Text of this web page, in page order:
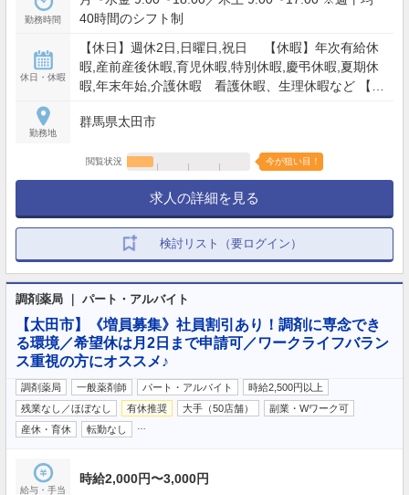
勤務時間
40時間のシフト制
休日・休暇
【休日】週休2日,日曜日,祝日 【休暇】年次有給休
暇,産前産後休暇,育児休暇,特別休暇,慶弔休暇,夏期休
暇,年末年始,介護休暇 看護休暇、生理休暇など 【年
勤務地
群馬県太田市
閲覧状況 今が狙い目！
求人の詳細を見る
検討リスト（要ログイン）
調剤薬局 ｜ パート・アルバイト
【太田市】《増員募集》社員割引あり！調剤に専念でき
る環境／希望休は月2日まで申請可／ワークライフバラン
ス重視の方にオススメ♪
調剤薬局 一般薬剤師 パート・アルバイト
時給2,500円以上
残業なし／ほぼなし
有休推奨 大手（50店舗）
副業・Wワーク可
産休・育休
転勤なし
給与・手当
時給2,000円〜3,000円